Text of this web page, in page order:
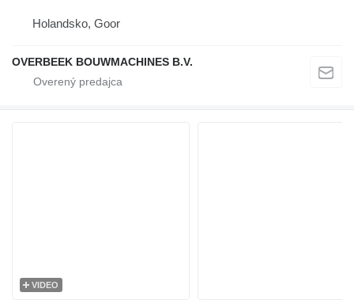
Holandsko, Goor
OVERBEEK BOUWMACHINES B.V.
VIDEO